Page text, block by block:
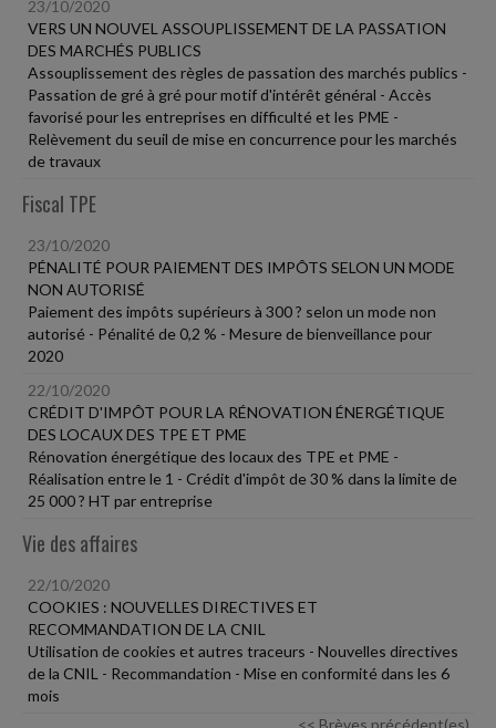
23/10/2020
VERS UN NOUVEL ASSOUPLISSEMENT DE LA PASSATION
DES MARCHÉS PUBLICS
Assouplissement des règles de passation des marchés publics -
Passation de gré à gré pour motif d'intérêt général - Accès
favorisé pour les entreprises en difficulté et les PME -
Relèvement du seuil de mise en concurrence pour les marchés
de travaux
Fiscal TPE
23/10/2020
PÉNALITÉ POUR PAIEMENT DES IMPÔTS SELON UN MODE
NON AUTORISÉ
Paiement des impôts supérieurs à 300 ? selon un mode non
autorisé - Pénalité de 0,2 % - Mesure de bienveillance pour
2020
22/10/2020
CRÉDIT D'IMPÔT POUR LA RÉNOVATION ÉNERGÉTIQUE
DES LOCAUX DES TPE ET PME
Rénovation énergétique des locaux des TPE et PME -
Réalisation entre le 1 - Crédit d'impôt de 30 % dans la limite de
25 000 ? HT par entreprise
Vie des affaires
22/10/2020
COOKIES : NOUVELLES DIRECTIVES ET
RECOMMANDATION DE LA CNIL
Utilisation de cookies et autres traceurs - Nouvelles directives
de la CNIL - Recommandation - Mise en conformité dans les 6
mois